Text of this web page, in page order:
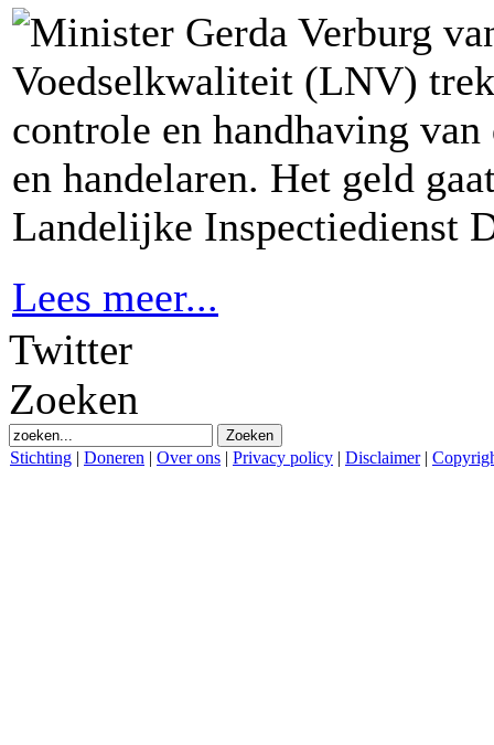
Minister Gerda Verburg
Voedselkwaliteit (LNV)
controle en handhaving
en handelaren. Het geld
Landelijke Inspectiedienst
Lees meer...
Twitter
Zoeken
Stichting | Doneren | Over ons | Privacy policy | Disclaimer|